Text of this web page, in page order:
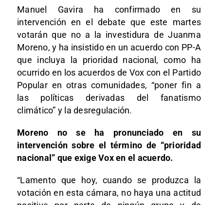
Manuel Gavira ha confirmado en su
intervención en el debate que este martes
votarán que no a la investidura de Juanma
Moreno, y ha insistido en un acuerdo con PP-A
que incluya la prioridad nacional, como ha
ocurrido en los acuerdos de Vox con el Partido
Popular en otras comunidades, “poner fin a
las políticas derivadas del fanatismo
climático” y la desregulación.
Moreno no se ha pronunciado en su
intervención sobre el término de “prioridad
nacional” que exige Vox en el acuerdo.
“Lamento que hoy, cuando se produzca la
votación en esta cámara, no haya una actitud